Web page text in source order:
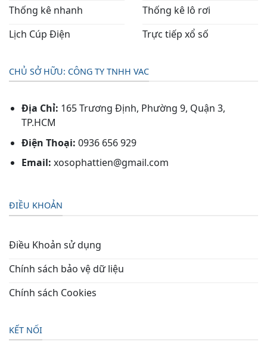
Thống kê nhanh
Lịch Cúp Điện
Thống kê lô rơi
Trực tiếp xổ số
CHỦ SỞ HỮU: CÔNG TY TNHH VAC
Địa Chỉ: 165 Trương Định, Phường 9, Quận 3,
TP.HCM
Điện Thoại: 0936 656 929
Email: xosophattien@gmail.com
ĐIỀU KHOẢN
Điều Khoản sử dụng
Chính sách bảo vệ dữ liệu
Chính sách Cookies
KẾT NỐI